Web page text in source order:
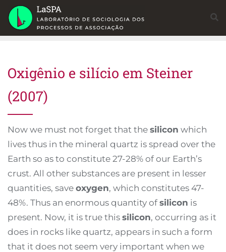
Skip
content
Oxigênio e silício em Steiner
(2007)
Now we must not forget that the silicon which
lives thus in the mineral quartz is spread over the
Earth so as to constitute 27-28% of our Earth’s
crust. All other substances are present in lesser
quantities, save oxygen, which constitutes 47-
48%. Thus an enormous quantity of silicon is
present. Now, it is true this silicon, occurring as it
does in rocks like quartz, appears in such a form
that it does not seem very important when we